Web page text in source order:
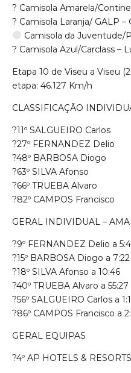
? Camisola Amarela/
? Camisola Laranja/ GALP –
Camisola da Juventude/
? Camisola Azul/Carclass –
Etapa 10 de Viseu a Viseu
etapa: 46.127 Km/h
CLASSIFICAÇÃO
?11º SALGUEIRO Carlos
?27º FERNANDEZ Delio
?48º BARBOSA Diogo
?63º SILVA Afonso
?66º TRUEBA Alvaro
?82º CAMPOS Francisco
GERAL INDIVIDUAL –
?9º FERNANDEZ Delio a
?15º BARBOSA Diogo a 7:22
?18º SILVA Afonso a 10:46
?40º TRUEBA Alvaro a 55:27
?56º SALGUEIRO Carlos a
?86º CAMPOS Francisco a
GERAL EQUIPAS
?4º AP HOTELS &